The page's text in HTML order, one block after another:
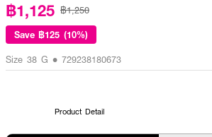
฿1,125 ฿1,250
Save ฿125 (10%)
Size 38 G • 729238180673
Product Detail